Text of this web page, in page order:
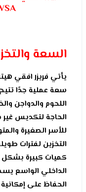
السعة
سعة عملية جدًا
اللحوم والدواجن
الحاجة لتكديس غير
للأسر الصغيرة
التخزين لفترات
كميات كبيرة
الداخلي الواسع
الحفاظ على